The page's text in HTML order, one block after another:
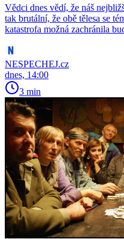
Vědci dnes vědí, že náš
tak brutální, že obě tělesa se
katastrofa možná zachránila
NESPECHEJ.cz
dnes, 14:00
3 min